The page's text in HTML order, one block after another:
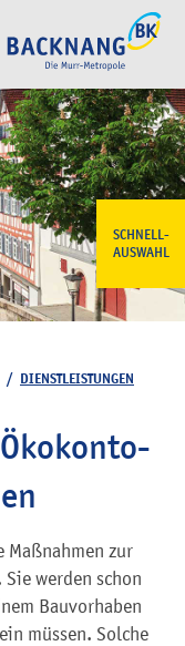
SCHNELL-
AUSWAHL
/ DIENSTLEISTUNGEN
zur
werden schon
Bauvorhaben
müssen. Solche